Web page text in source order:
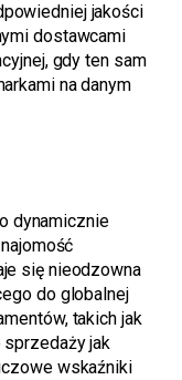
jakości
dostawcami
gdy ten sam
na danym
dynamicznie
się nieodzowna
do globalnej
takich jak
jak
wskaźniki